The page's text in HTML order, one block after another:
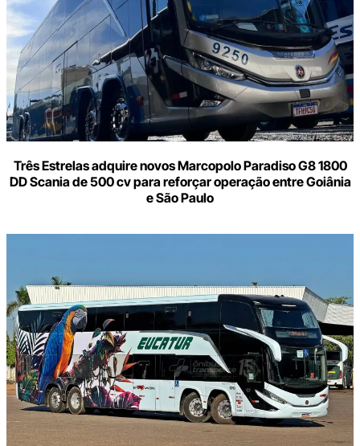
Três Estrelas adquire novos Marcopolo Paradiso G8 1800
DD Scania de 500 cv para reforçar operação entre Goiânia
e São Paulo